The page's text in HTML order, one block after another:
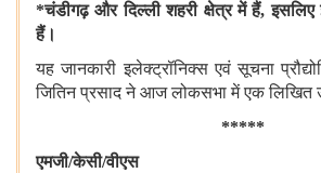
*चंडीगढ़ और दिल्ली शहरी क्षेत्र में हैं,इसलिए
हैं।
यह जानकारी इलेक्ट्रॉनिक्स एवं सूचना
जितिन प्रसाद ने आज लोकसभा में एक लिखित
*****
एमजी/केसी/वीएस